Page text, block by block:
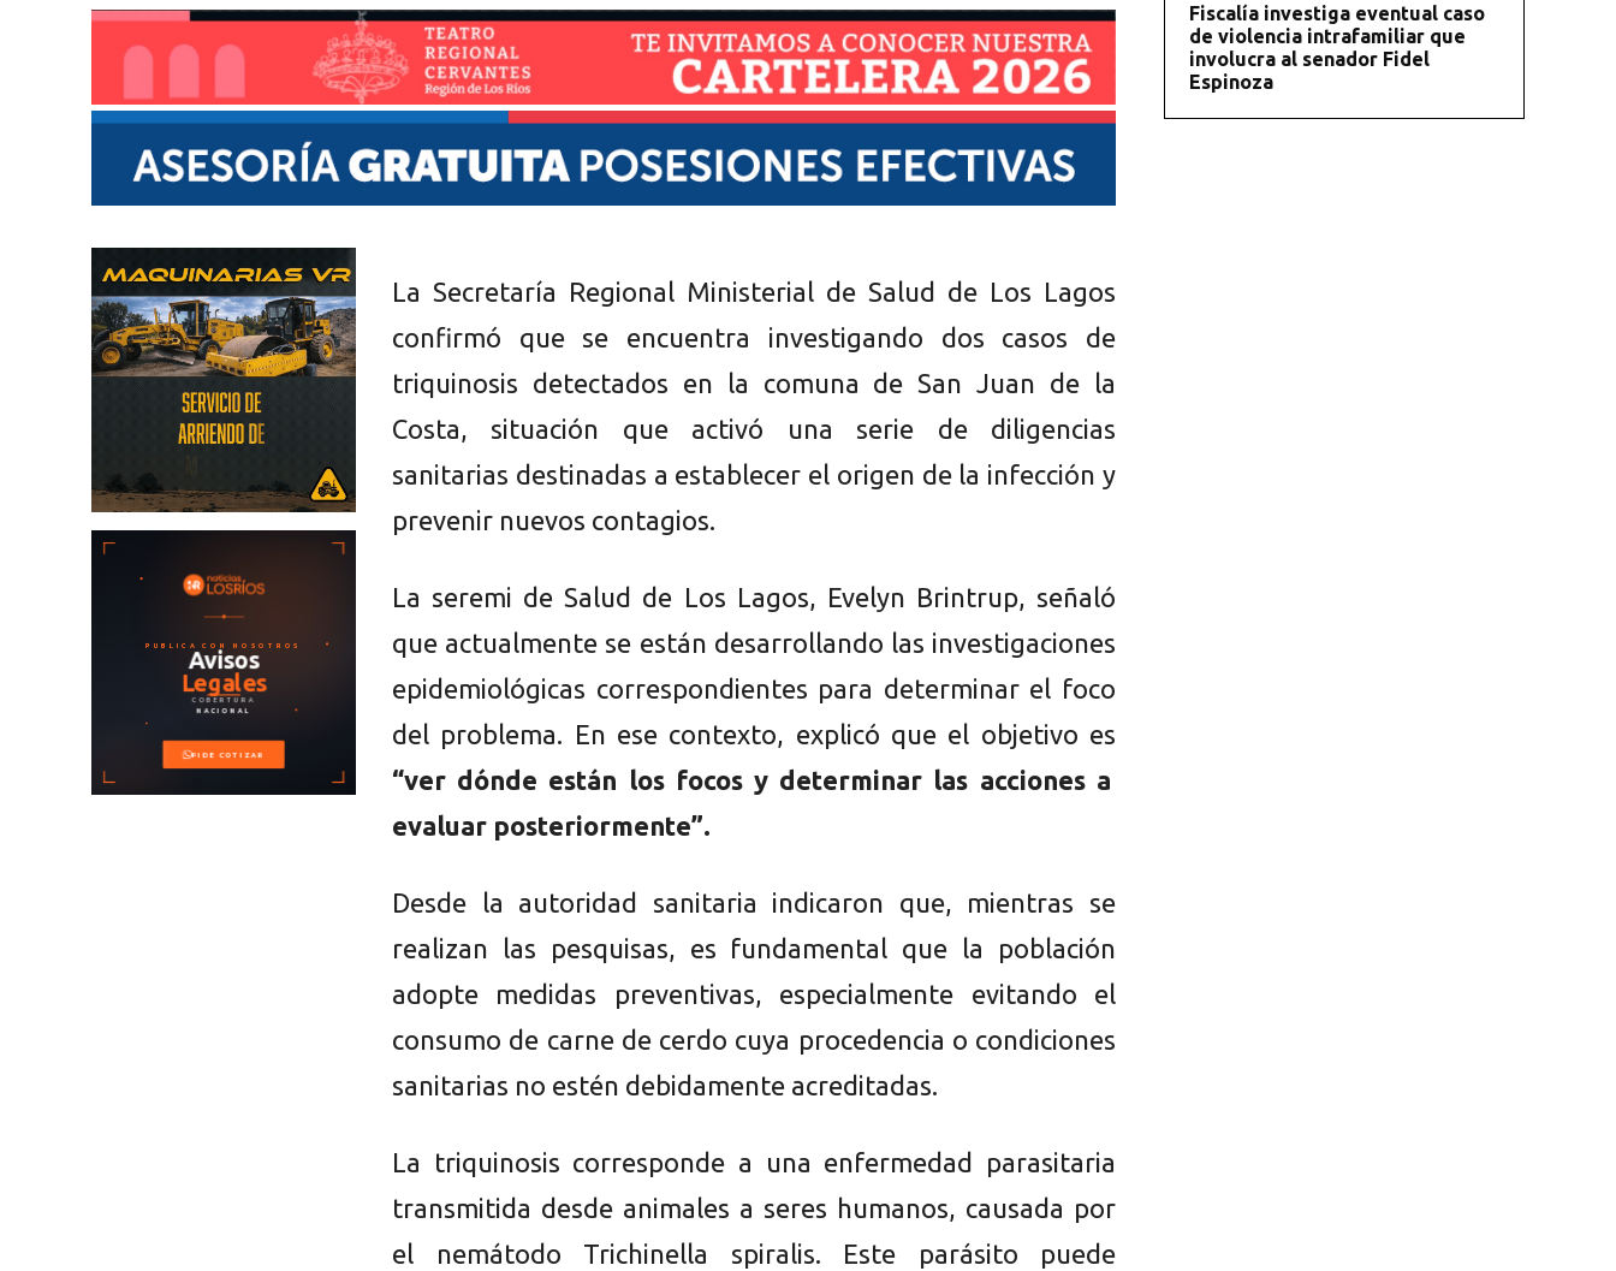
La Secretaría Regional Ministerial de Salud de Los Lagos
confirmó que se encuentra investigando dos casos de
triquinosis detectados en la comuna de San Juan de la
Costa, situación que activó una serie de diligencias
sanitarias destinadas a establecer el origen de la infección y
prevenir nuevos contagios.
La seremi de Salud de Los Lagos, Evelyn Brintrup, señaló
que actualmente se están desarrollando las investigaciones
epidemiológicas correspondientes para determinar el foco
del problema. En ese contexto, explicó que el objetivo es
“ver dónde están los focos y determinar las acciones a
evaluar posteriormente”.
Desde la autoridad sanitaria indicaron que, mientras se
realizan las pesquisas, es fundamental que la población
adopte medidas preventivas, especialmente evitando el
consumo de carne de cerdo cuya procedencia o condiciones
sanitarias no estén debidamente acreditadas.
La triquinosis corresponde a una enfermedad parasitaria
transmitida desde animales a seres humanos, causada por
el nemátodo Trichinella spiralis. Este parásito puede
Fiscalía investiga eventual caso
de violencia intrafamiliar que
involucra al senador Fidel
Espinoza